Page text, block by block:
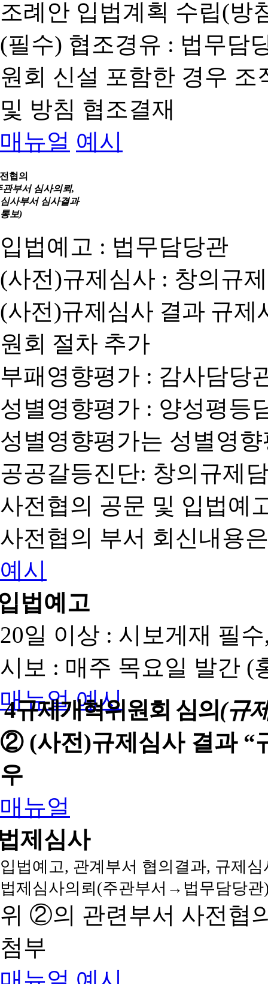
조례안 입법계획 수립(방
(필수) 협조경유 : 법무담
원회 신설 포함한 경우
및 방침 협조결재
매뉴얼 예시
협의
관부서 심사의뢰,
심사부서 심사결과
통보)
입법예고 : 법무담당관
(사전)규제심사 : 창의규
(사전)규제심사 결과 규
원회 절차 추가
부패영향평가 : 감사담당
성별영향평가 : 양성평등
성별영향평가는 성별영
공공갈등진단: 창의규제
사전협의 공문 및 입법예
사전협의 부서 회신내용
예시
법예고
20일 이상 : 시보게재 필
시보 : 매주 목요일 발간 (
매뉴얼 예시
4규제개혁위원회 심의(규
② (사전)규제심사 결과 “
우
매뉴얼
제심사
입법예고, 관계부서 협의결과, 규제
법제심사의뢰(주관부서→법무담당
위 ②의 관련부서 사전협
첨부